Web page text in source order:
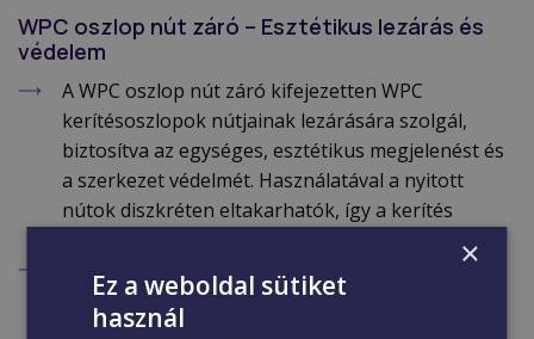
WPC oszlop nút záró – Esztétikus lezárás és
védelem
A WPC oszlop nút záró kifejezetten WPC
kerítésoszlopok nútjainak lezárására szolgál,
biztosítva az egységes, esztétikus megjelenést és
a szerkezet védelmét. Használatával a nyitott
nútok diszkréten eltakarhatók, így a kerítés
A pontos méretkialakításnak köszönhetően a nút
záró könnyen illeszkedik az oszlop hornyába,
stabilan a helyén marad, miközben
×
Ez a weboldal sütiket
használ